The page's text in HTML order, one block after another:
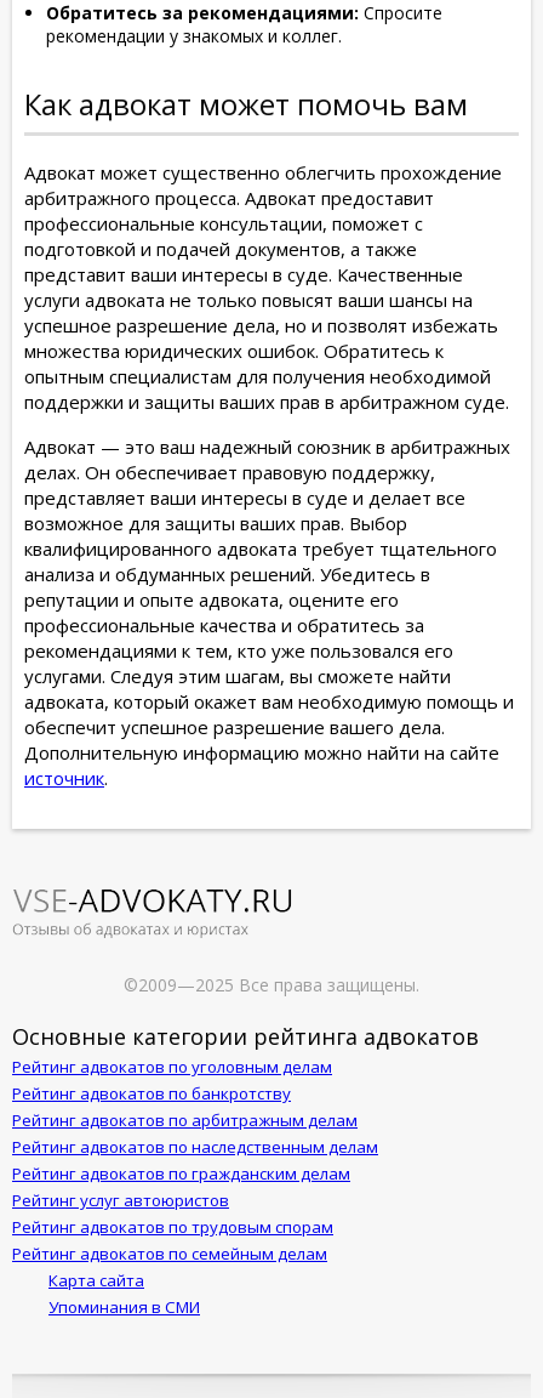
Обратитесь за рекомендациями: Спросите
рекомендации у знакомых и коллег.
Как адвокат может помочь вам
Адвокат может существенно облегчить прохождение
арбитражного процесса. Адвокат предоставит
профессиональные консультации, поможет с
подготовкой и подачей документов, а также
представит ваши интересы в суде. Качественные
услуги адвоката не только повысят ваши шансы на
успешное разрешение дела, но и позволят избежать
множества юридических ошибок. Обратитесь к
опытным специалистам для получения необходимой
поддержки и защиты ваших прав в арбитражном суде.
Адвокат — это ваш надежный союзник в арбитражных
делах. Он обеспечивает правовую поддержку,
представляет ваши интересы в суде и делает все
возможное для защиты ваших прав. Выбор
квалифицированного адвоката требует тщательного
анализа и обдуманных решений. Убедитесь в
репутации и опыте адвоката, оцените его
профессиональные качества и обратитесь за
рекомендациями к тем, кто уже пользовался его
услугами. Следуя этим шагам, вы сможете найти
адвоката, который окажет вам необходимую помощь и
обеспечит успешное разрешение вашего дела.
Дополнительную информацию можно найти на сайте
источник.
©2009—2025 Все права защищены.
Основные категории рейтинга адвокатов
Рейтинг адвокатов по уголовным делам
Рейтинг адвокатов по банкротству
Рейтинг адвокатов по арбитражным делам
Рейтинг адвокатов по наследственным делам
Рейтинг адвокатов по гражданским делам
Рейтинг услуг автоюристов
Рейтинг адвокатов по трудовым спорам
Рейтинг адвокатов по семейным делам
Карта сайта
Упоминания в СМИ